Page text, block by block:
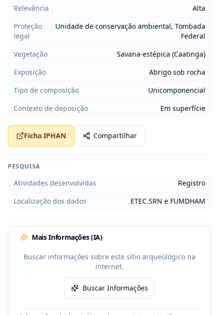
Relevância
Alta
Proteção
legal
Unidade de conservação ambiental, Tombada
Federal
Vegetação
Savana-estépica (Caatinga)
Exposição
Abrigo sob rocha
Tipo de composição
Unicomponencial
Contexto de deposição
Em superfície
Ficha IPHAN Compartilhar
PESQUISA
Atividades desenvolvidas
Registro
Localização dos dados
ETEC.SRN e FUMDHAM
Mais Informações (IA)
Buscar informações sobre este sítio arqueológico na
internet.
Buscar Informações